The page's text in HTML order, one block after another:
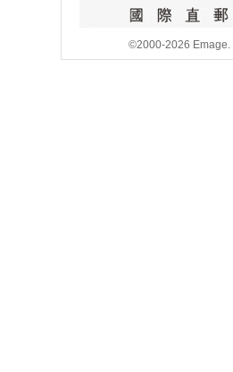
©2000-2026 Emage.